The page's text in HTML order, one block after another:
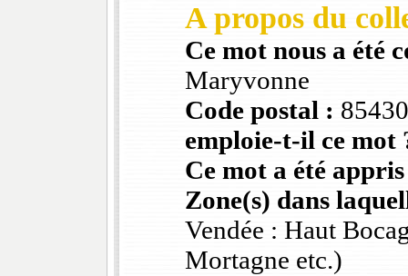
A propos du
Ce mot nous a été
Maryvonne
Code postal :
emploie-t-il ce mot
Ce mot a été
Zone(s) dans
Vendée : Haut
Mortagne etc.)